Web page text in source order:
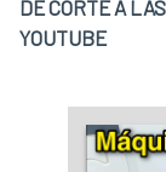
DE CORTE A
YOUTUBE